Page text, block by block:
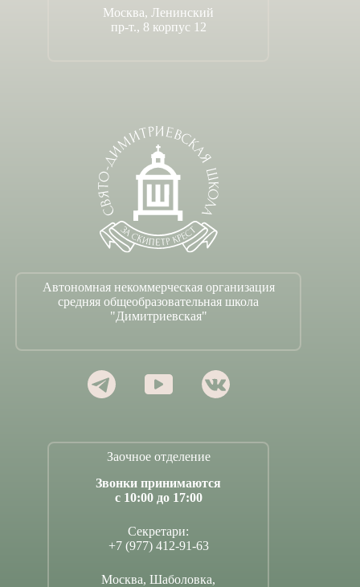
Москва, Ленинский
пр-т., 8 корпус 12
Автономная некоммерческая организация
средняя общеобразовательная школа
"Димитриевская"
Заочное отделение
Звонки принимаются
с 10:00 до 17:00
Секретари:
+7 (977) 412-91-63
Москва, Шаболовка,